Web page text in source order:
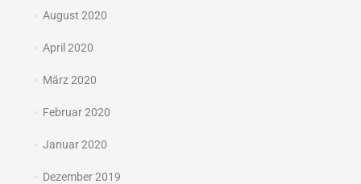
August 2020
April 2020
März 2020
Februar 2020
Januar 2020
Dezember 2019